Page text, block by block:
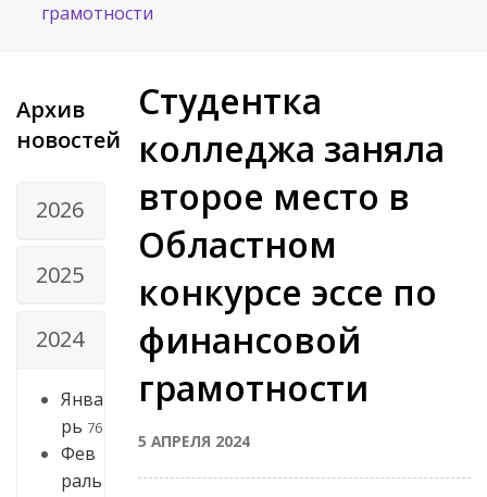
грамотности
Архив
новостей
2026
2025
2024
Янва
рь 76
Фев
раль
Студентка
колледжа заняла
второе место в
Областном
конкурсе эссе по
финансовой
грамотности
5 АПРЕЛЯ 2024